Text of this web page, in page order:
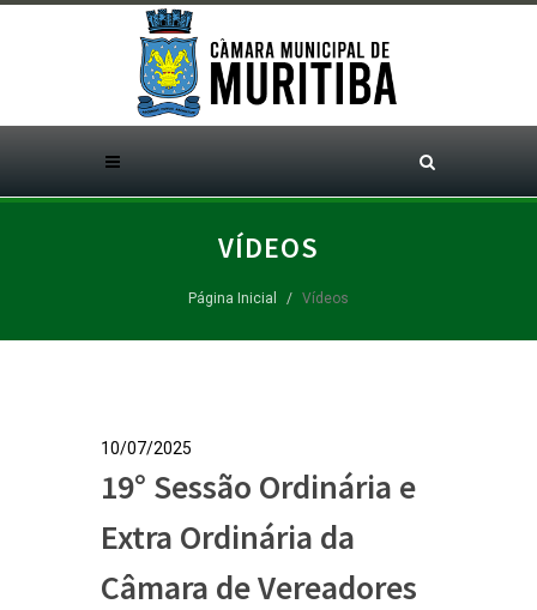
VÍDEOS
Página Inicial Vídeos
10/07/2025
19° Sessão Ordinária e
Extra Ordinária da
Câmara de Vereadores